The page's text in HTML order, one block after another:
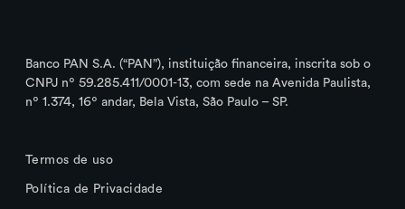
Banco PAN S.A. (“PAN”), instituição financeira, inscrita sob o
CNPJ nº 59.285.411/0001-13, com sede na Avenida Paulista,
nº 1.374, 16º andar, Bela Vista, São Paulo – SP.
Termos de uso
Política de Privacidade